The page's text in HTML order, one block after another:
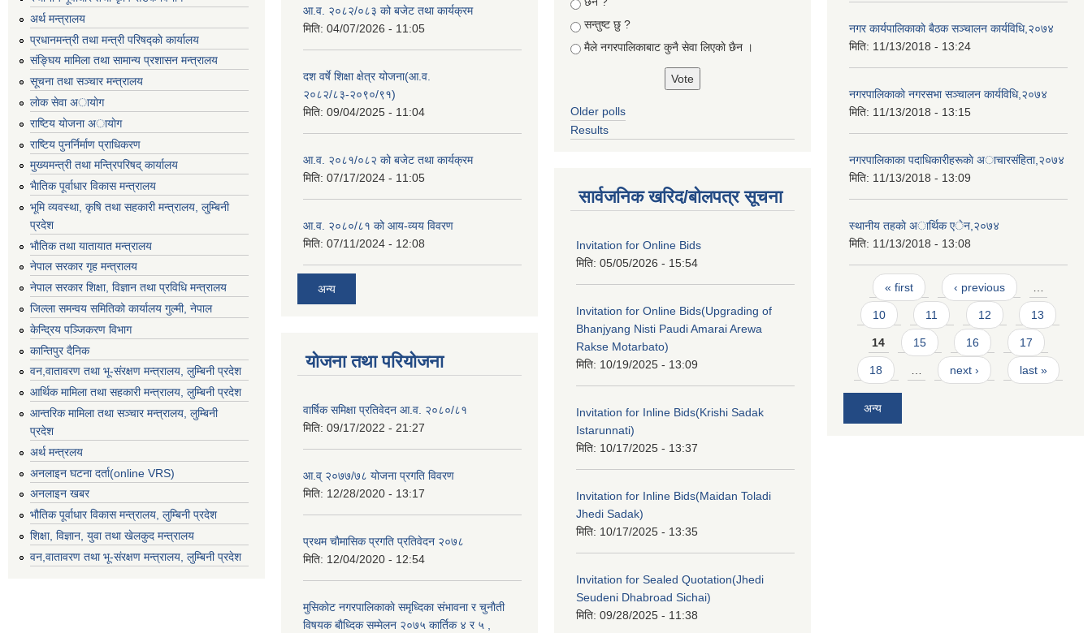
अर्थ मन्त्रालय
प्रधानमन्त्री तथा मन्त्री परिषद्काे कार्यालय
संङ्घिय मामिला तथा सामान्य प्रशासन मन्त्रालय
सूचना तथा सञ्चार मन्त्रालय
लाेक सेवा अायाेग
राष्टिय याेजना अायाेग
राष्टिय पुनर्निर्माण प्राधिकरण
मुख्यमन्त्री तथा मन्त्रिपरिषद् कार्यालय
भैातिक पूर्वाधार विकास मन्त्रालय
भूमि व्यवस्था, कृषि तथा सहकारी मन्त्रालय, लु्म्बिनी
प्रदेश
भाैतिक तथा यातायात मन्त्रालय
नेपाल सरकार गृह मन्त्रालय
नेपाल सरकार शिक्षा, विज्ञान तथा प्रविधि मन्त्रालय
जिल्ला समन्वय समितिको कार्यालय गुल्मी, नेपाल
केन्द्रिय पञ्जिकरण विभाग
कान्तिपुर दैनिक
वन,वातावरण तथा भू-संरक्षण मन्त्रालय, लुम्बिनी प्रदेश
आर्थिक मामिला तथा सहकारी मन्त्रालय, लुम्बिनी प्रदेश
आन्तरिक मामिला तथा सञ्चार मन्त्रालय, लुम्बिनी
प्रदेश
अर्थ मन्त्रलय
अनलाइन घटना दर्ता(online VRS)
अनलाइन खबर
भौतिक पूर्वाधार विकास मन्त्रालय, लुम्बिनी प्रदेश
शिक्षा, विज्ञान, युवा तथा खेलकुद मन्‍‍त्रालय
वन,वातावरण तथा भू-संरक्षण मन्त्रालय, लुम्बिनी प्रदेश
आ.व. २०८२/०८३ को बजेट तथा कार्यक्रम
मिति: 04/07/2026 - 11:05
दश वर्षे शिक्षा क्षेत्र योजना(आ.व.
२०८२/८३-२०९०/९१)
मिति: 09/04/2025 - 11:04
आ.व. २०८१/०८२ को बजेट तथा कार्यक्रम
मिति: 07/17/2024 - 11:05
आ.व. २०८०/८१ को आय-व्यय विवरण
मिति: 07/11/2024 - 12:08
अन्य
योजना तथा परियोजना
वार्षिक समिक्षा प्रतिवेदन आ.व. २०८०/८१
मिति: 09/17/2022 - 21:27
आ.व् २०७७/७८ योजना प्रगति विवरण
मिति: 12/28/2020 - 13:17
प्रथम चाैमासिक प्रगति प्रतिवेदन २०७८
मिति: 12/04/2020 - 12:54
मुसिकाेट नगरपालिकाकाे समृध्दिका संभावना र चुनाैती
विषयक बाैध्दिक सम्मेलन २०७५ कार्तिक ४ र ५ ,
सन्तुष्ट छु ?
मैले नगरपालिकाबाट कुनै सेवा लिएकाे छैन ।
Older polls
Results
सार्वजनिक खरिद/बोलपत्र सूचना
Invitation for Online Bids
मिति: 05/05/2026 - 15:54
Invitation for Online Bids(Upgrading of
Bhanjyang Nisti Paudi Amarai Arewa
Rakse Motarbato)
मिति: 10/19/2025 - 13:09
Invitation for Inline Bids(Krishi Sadak
Istarunnati)
मिति: 10/17/2025 - 13:37
Invitation for Inline Bids(Maidan Toladi
Jhedi Sadak)
मिति: 10/17/2025 - 13:35
Invitation for Sealed Quotation(Jhedi
Seudeni Dhabroad Sichai)
मिति: 09/28/2025 - 11:38
नगर कार्यपालिकाकाे बैठक सञ्चालन कार्यविधि,२०७४
मिति: 11/13/2018 - 13:24
नगरपालिकाकाे नगरसभा सञ्चालन कार्यविधि,२०७४
मिति: 11/13/2018 - 13:15
नगरपालिकाका पदाधिकारीहरूकाे अाचारसंहिता,२०७४
मिति: 11/13/2018 - 13:09
स्थानीय तहकाे अार्थिक एेन,२०७४
मिति: 11/13/2018 - 13:08
Pages
« first ‹ previous …
10 11 12 13
14 15 16 17
18 … next › last »
अन्य